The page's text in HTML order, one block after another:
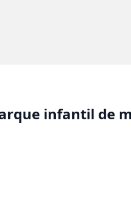
infantil de